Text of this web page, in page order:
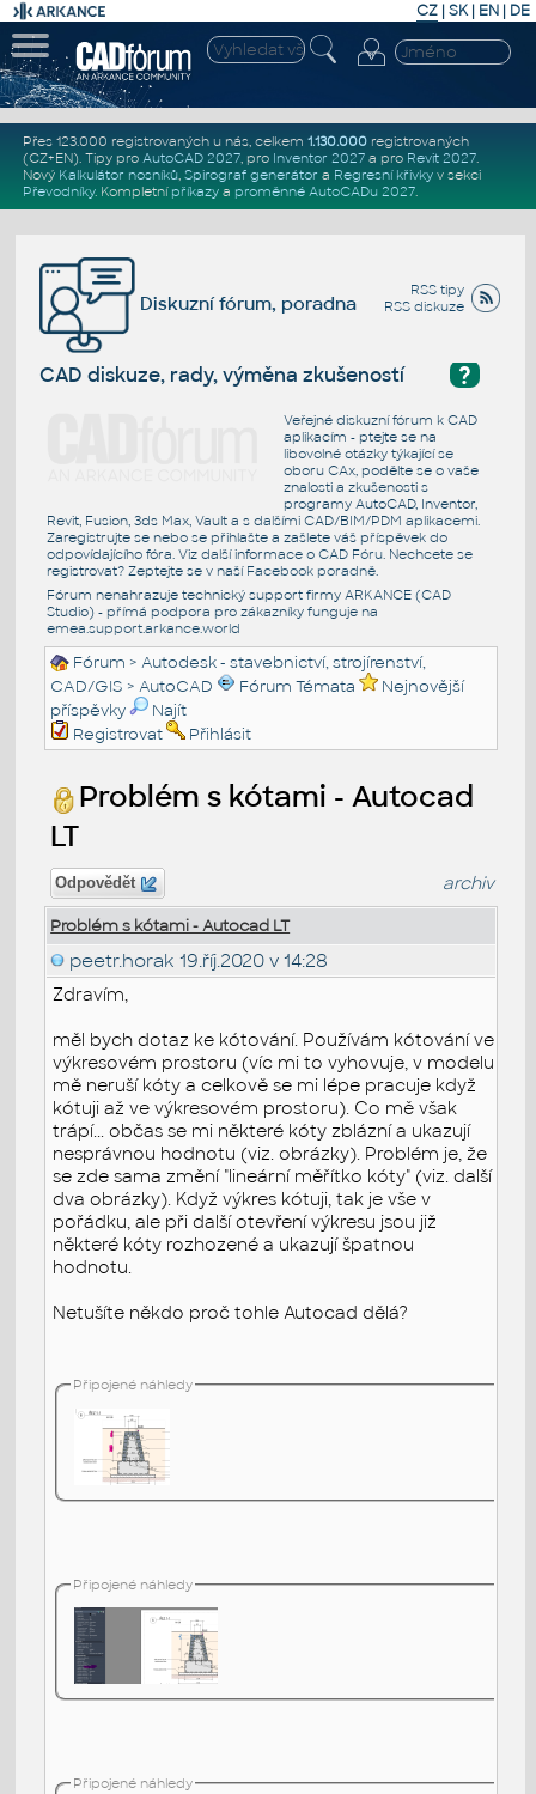
CZ | SK| EN | DE
Přes 123.000 registrovaných u nás, celkem 1.130.000registrovaných
(CZ+EN). Tipy pro AutoCAD 2027, pro Inventor 2027a pro Revit 2027.
Nový Kalkulátor nosníků, Spirograf generátor a Regresní křivkyv sekci
Převodníky. Kompletní příkazya proměnné AutoCADu 2027.
RSS tipy
RSS diskuze
Diskuzní fórum, poradna
?
CAD diskuze, rady, výměna zkušeností
Veřejné diskuzní fórum k CAD
aplikacím - ptejte se na
libovolné otázky týkající se
oboru CAx, podělte se o vaše
znalosti a zkušenosti s
programy AutoCAD, Inventor,
Revit, Fusion, 3ds Max, Vault a s dalšími CAD/BIM/PDM aplikacemi.
Zaregistrujte se nebo se přihlašte a zašlete váš příspěvek do
odpovídajícího fóra. Viz další informace o CAD Fóru. Nechcete se
registrovat? Zeptejte se v naší Facebook poradně.
Fórum nenahrazuje technický support firmy ARKANCE (CAD
Studio) - přímá podpora pro zákazníky funguje na
emea.support.arkance.world
Fórum >Autodesk - stavebnictví, strojírenství,
CAD/GIS >AutoCAD Fórum Témata
Nejnovější
příspěvky
Najít
Registrovat
Přihlásit
Problém s kótami - Autocad
LT
Odpovědět archiv
Problém s kótami - Autocad LT
peetr.horak 19.říj.2020 v 14:28
Zdravím,
měl bych dotaz ke kótování. Používám kótování ve
výkresovém prostoru (víc mi to vyhovuje, v modelu
mě neruší kóty a celkově se mi lépe pracuje když
kótuji až ve výkresovém prostoru). Co mě však
trápí... občas se mi některé kóty zblázní a ukazují
nesprávnou hodnotu (viz. obrázky). Problém je, že
se zde sama změní "lineární měřítko kóty" (viz. další
dva obrázky). Když výkres kótuji, tak je vše v
pořádku, ale při další otevření výkresu jsou již
některé kóty rozhozené a ukazují špatnou
hodnotu.
Netušíte někdo proč tohle Autocad dělá?
Připojené náhledy
Připojené náhledy
Připojené náhledy